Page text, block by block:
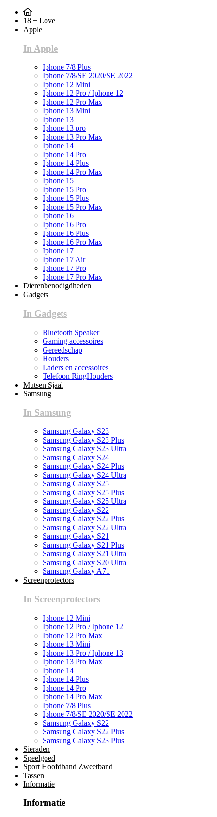
18 + Love
Apple
In Apple
Iphone 7/8 Plus
Iphone 7/8/SE 2020/SE 2022
Iphone 12 Mini
Iphone 12 Pro / Iphone 12
Iphone 12 Pro Max
Iphone 13 Mini
Iphone 13
Iphone 13 pro
Iphone 13 Pro Max
Iphone 14
Iphone 14 Pro
Iphone 14 Plus
Iphone 14 Pro Max
Iphone 15
Iphone 15 Pro
Iphone 15 Plus
Iphone 15 Pro Max
Iphone 16
Iphone 16 Pro
Iphone 16 Plus
Iphone 16 Pro Max
Iphone 17
Iphone 17 Air
Iphone 17 Pro
Iphone 17 Pro Max
Dierenbenodigdheden
Gadgets
In Gadgets
Bluetooth Speaker
Gaming accessoires
Gereedschap
Houders
Laders en accessoires
Telefoon RingHouders
Mutsen Sjaal
Samsung
In Samsung
Samsung Galaxy S23
Samsung Galaxy S23 Plus
Samsung Galaxy S23 Ultra
Samsung Galaxy S24
Samsung Galaxy S24 Plus
Samsung Galaxy S24 Ultra
Samsung Galaxy S25
Samsung Galaxy S25 Plus
Samsung Galaxy S25 Ultra
Samsung Galaxy S22
Samsung Galaxy S22 Plus
Samsung Galaxy S22 Ultra
Samsung Galaxy S21
Samsung Galaxy S21 Plus
Samsung Galaxy S21 Ultra
Samsung Galaxy S20 Ultra
Samsung Galaxy A71
Screenprotectors
In Screenprotectors
Iphone 12 Mini
Iphone 12 Pro / Iphone 12
Iphone 12 Pro Max
Iphone 13 Mini
Iphone 13 Pro / Iphone 13
Iphone 13 Pro Max
Iphone 14
Iphone 14 Plus
Iphone 14 Pro
Iphone 14 Pro Max
Iphone 7/8 Plus
Iphone 7/8/SE 2020/SE 2022
Samsung Galaxy S22
Samsung Galaxy S22 Plus
Samsung Galaxy S23 Plus
Sieraden
Speelgoed
Sport Hoofdband Zweetband
Tassen
Informatie
Informatie